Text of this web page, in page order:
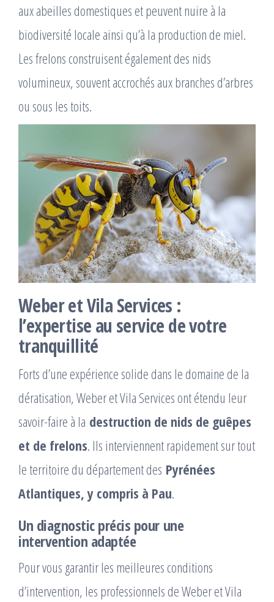
aux abeilles domestiques et peuvent nuire à la
biodiversité locale ainsi qu’à la production de miel.
Les frelons construisent également des nids
volumineux, souvent accrochés aux branches d’arbres
ou sous les toits.
Weber et Vila Services :
l’expertise au service de votre
tranquillité
Forts d’une expérience solide dans le domaine de la
dératisation, Weber et Vila Services ont étendu leur
savoir-faire à la destruction de nids de guêpes
et de frelons. Ils interviennent rapidement sur tout
le territoire du département des Pyrénées
Atlantiques, y compris à Pau.
Un diagnostic précis pour une
intervention adaptée
Pour vous garantir les meilleures conditions
d’intervention, les professionnels de Weber et Vila